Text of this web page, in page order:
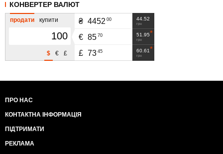
КОНВЕРТЕР ВАЛЮТ
продати купити
£
€
$
44.52
грн
₴ 4452 00
51.95
грн
€ 85 70
60.61
грн
£ 73 45
ПРО НАС
КОНТАКТНА ІНФОРМАЦІЯ
ПІДТРИМАТИ
РЕКЛАМА